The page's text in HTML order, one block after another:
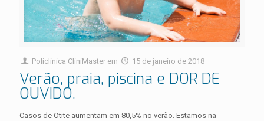
Policlínica CliniMaster em 15 de janeiro de 2018
Verão, praia, piscina e DOR DE
OUVIDO.
Casos de Otite aumentam em 80,5% no verão. Estamos na